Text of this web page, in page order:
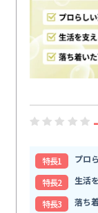
-
特⻑1
プロ
特⻑2
生活
特⻑3
落ち